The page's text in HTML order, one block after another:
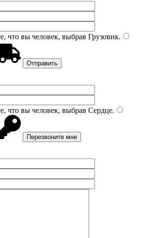
что вы человек, выбрав Грузовик.
что вы человек, выбрав Сердце.